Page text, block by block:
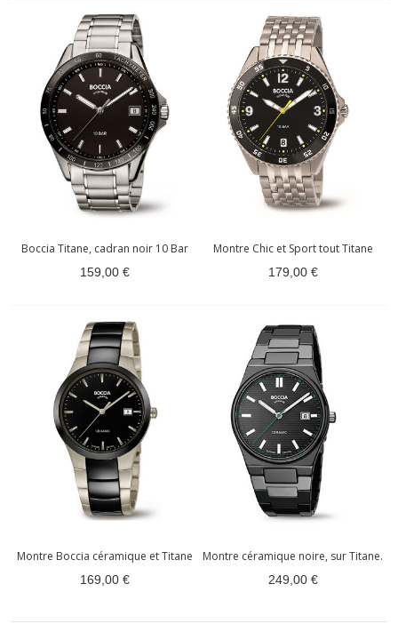
Boccia Titane, cadran noir 10 Bar
159,00 €
Montre Chic et Sport tout Titane
179,00 €
Montre Boccia céramique et Titane
169,00 €
Montre céramique noire, sur Titane.
249,00 €